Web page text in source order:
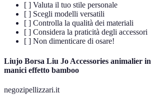
[ ] Valuta il tuo stile personale
[ ] Scegli modelli versatili
[ ] Controlla la qualità dei materiali
[ ] Considera la praticità degli accessori
[ ] Non dimenticare di osare!
Liujo Borsa Liu Jo Accessories animalier
manici effetto bamboo
negozipellizzari.it